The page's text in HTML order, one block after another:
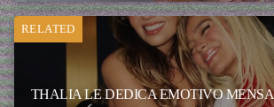
RELATED
THALIA LE DEDICA EMOTIVO